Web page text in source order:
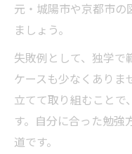
司法試験・
弁護士資格
例
弁護士への相談
弁護士相談
元・城陽市や京都市
ましょう。
失敗例として、独学で
ケースも少なくありま
立てて取り組むことで
す。自分に合った勉
道です。